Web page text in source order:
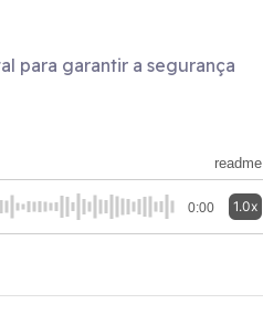
para garantir a segurança
readme
0:00 1.0x